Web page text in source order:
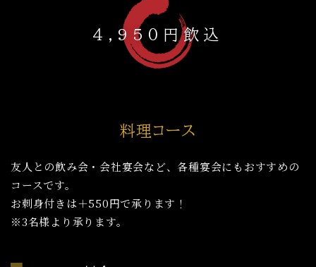
４,95０円飲込
料理コース
友人との飲み会・会社宴会など、各種宴会にもおすすめの
コースです。
お刺身付きは＋550円で承ります！
※3名様より承ります。